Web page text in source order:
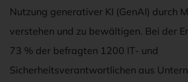
Nutzung generativer KI (GenAI) durch
verstehen und zu bewältigen. Bei der
73 % der befragten 1200 IT- und
Sicherheitsverantwortlichen aus